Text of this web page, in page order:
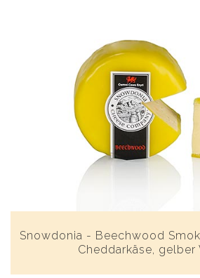
Snowdonia - Beechwood
Cheddarkäse, gelber